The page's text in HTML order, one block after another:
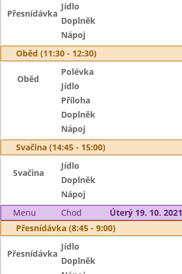
Přesnídávka
Jídlo
Doplněk
Nápoj
Oběd (11:30 - 12:30)
Oběd
Polévka
Jídlo
Příloha
Doplněk
Nápoj
Svačina (14:45 - 15:00)
Svačina
Jídlo
Doplněk
Nápoj
Menu
Chod
Úterý 19. 10. 2021
Přesnídávka (8:45 - 9:00)
Přesnídávka
Jídlo
Doplněk